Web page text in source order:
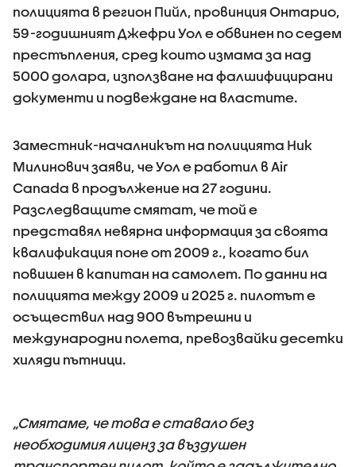
полицията в регион Пийл, провинция Онтарио,
59-годишният Джефри Уол е обвинен по седем
престъпления, сред които измама за над
5000 долара, използване на фалшифицирани
документи и подвеждане на властите.
Заместник-началникът на полицията Ник
Милинович заяви, че Уол е работил в Air
Canada в продължение на 27 години.
Разследващите смятат, че той е
представял невярна информация за своята
квалификация поне от 2009 г., когато бил
повишен в капитан на самолет. По данни на
полицията между 2009 и 2025 г. пилотът е
осъществил над 900 вътрешни и
международни полета, превозвайки десетки
хиляди пътници.
„Смятаме, че това е ставало без
необходимия лиценз за въздушен